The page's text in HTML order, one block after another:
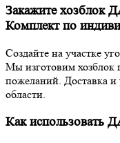
Закажите
Комплект по
Создайте на участке
Мы изготовим хозблок
пожеланий. Доставка
области.
Как